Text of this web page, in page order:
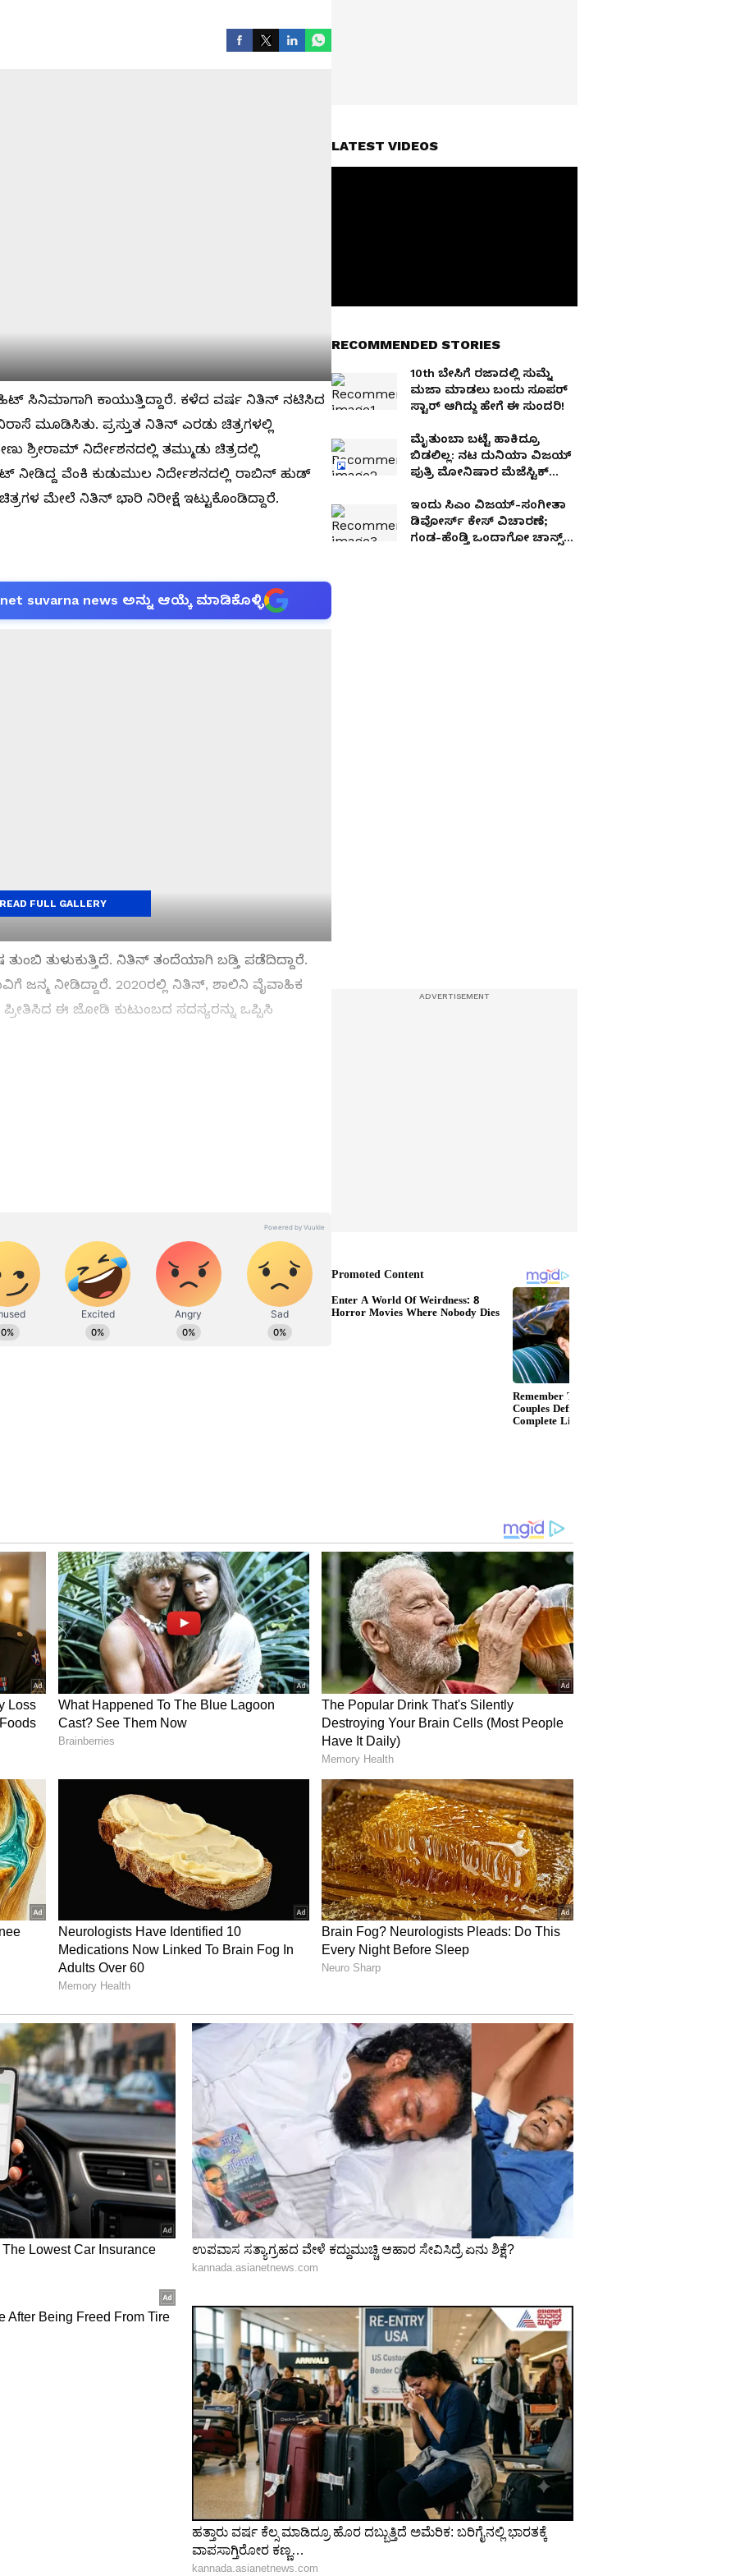
ಸಿನಿಮಾಗಾಗಿ ಕಾಯುತ್ತಿದ್ದಾರೆ. ಕಳೆದ ವರ್ಷ ನಿತಿನ್ ನಟಿಸಿದ
ಮೂಡಿಸಿತು. ಪ್ರಸ್ತುತ ನಿತಿನ್ ಎರಡು ಚಿತ್ರಗಳಲ್ಲಿ
ಶ್ರೀರಾಮ್ ನಿರ್ದೇಶನದಲ್ಲಿ ತಮ್ಮುಡು ಚಿತ್ರದಲ್ಲಿ
ನೀಡಿದ್ದ ವೆಂಕಿ ಕುಡುಮುಲ ನಿರ್ದೇಶನದಲ್ಲಿ ರಾಬಿನ್ ಹುಡ್
ಮೇಲೆ ನಿತಿನ್ ಭಾರಿ ನಿರೀಕ್ಷೆ ಇಟ್ಟುಕೊಂಡಿದ್ದಾರೆ.
suvarna news ಅನ್ನು ಆಯ್ಕೆ ಮಾಡಿಕೊಳ್ಳಿ
ತುಳುಕುತ್ತಿದೆ. ನಿತಿನ್ ತಂದೆಯಾಗಿ ಬಡ್ತಿ ಪಡೆದಿದ್ದಾರೆ.
ಜನ್ಮ ನೀಡಿದ್ದಾರೆ. 2020ರಲ್ಲಿ ನಿತಿನ್, ಶಾಲಿನಿ ವೈವಾಹಿಕ
ಪ್ರೀತಿಸಿದ ಈ ಜೋಡಿ ಕುಟುಂಬದ ಸದಸ್ಯರನ್ನು ಒಪ್ಪಿಸಿ
ಬಹಿರಂಗಪಡಿಸಲಿಲ್ಲ. ಒಮ್ಮೆಲೆ ಮಗು ಜನಿಸಿದೆ ಎಂದು
ಮತ್ತು ಅಚ್ಚರಿಗೊಂಡರು. ಅಭಿಮಾನಿಗಳ
ಪ್ರಸ್ತುತ ತಾಯಿ ಮಗು ಆರೋಗ್ಯವಾಗಿದ್ದಾರೆ ಎಂದು ನಿತಿನ್
ಮಗುವಿನ ಬೆರಳುಗಳನ್ನು ಮುಟ್ಟುತ್ತಿರುವ ಫೋಟೋವನ್ನು
ಶುಭಾಶಯಗಳನ್ನು ತಿಳಿಸುತ್ತಿದ್ದಾರೆ. ಶ್ರೇಯಾ ಶರಣ್,
ಧರಮ್ ತೇಜ್ ನಿತಿನ್‌ಗೆ ಶುಭಾಶಯಗಳನ್ನು ತಿಳಿಸಿದ್ದಾರೆ.
ಒಮ್ಮೆಲೆ ನಿತಿನ್ ತನಗೆ ಗಂಡು ಮಗು ಜನಿಸಿದೆ
ಎಂದು ಸಮಂತಾ ಕಾಮೆಂಟ್ ಮಾಡಿದ್ದಾರೆ.
FULL GALLERY
LATEST VIDEOS
RECOMMENDED STORIES
10th ಬೇಸಿಗೆ ರಜಾದಲ್ಲಿ ಸುಮ್ನೆ
ಮಜಾ ಮಾಡಲು ಬಂದು ಸೂಪರ್
ಸ್ಟಾರ್ ಆಗಿದ್ದು ಹೇಗೆ ಈ ಸುಂದರಿ!
ಮೈತುಂಬಾ ಬಟ್ಟೆ ಹಾಕಿದ್ರೂ
ಬಿಡಲಿಲ್ಲ: ನಟ ದುನಿಯಾ ವಿಜಯ್​
ಪುತ್ರಿ ಮೋನಿಷಾರ ಮೆಜೆಸ್ಟಿಕ್​
ಇಂದು ಸಿಎಂ ವಿಜಯ್-ಸಂಗೀತಾ
ಡಿವೋರ್ಸ್ ಕೇಸ್ ವಿಚಾರಣೆ;
ಗಂಡ-ಹೆಂಡ್ತಿ ಒಂದಾಗೋ ಚಾನ್ಸ್‌